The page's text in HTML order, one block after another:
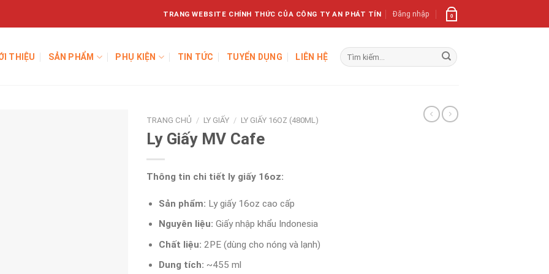
TRANG WEBSITE CHÍNH THỨC CỦA CÔNG TY AN PHÁT TÍN Đăng nhập 0
THIỆU SẢN PHẨM PHỤ KIỆN TIN TỨC TUYỂN DỤNG LIÊN HỆ
Tìm
kiếm:
TRANG CHỦ / LY GIẤY / LY GIẤY 16OZ (480ML)
Ly Giấy MV Cafe
Thông tin chi tiết ly giấy 16oz:
Sản phẩm: Ly giấy 16oz cao cấp
Nguyên liệu: Giấy nhập khẩu Indonesia
Chất liệu: 2PE (dùng cho nóng và lạnh)
Dung tích: ~455 ml